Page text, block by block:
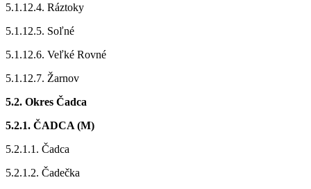
5.1.12.4. Ráztoky
5.1.12.5. Soľné
5.1.12.6. Veľké Rovné
5.1.12.7. Žarnov
5.2. Okres Čadca
5.2.1. ČADCA (M)
5.2.1.1. Čadca
5.2.1.2. Čadečka